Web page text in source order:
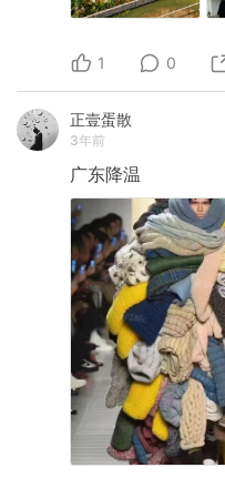
1 0
正壹蛋散
3年前
广东降温